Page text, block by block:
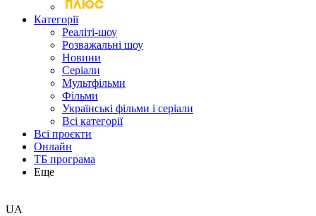
Категорії
Реаліті-шоу
Розважальні шоу
Новини
Серіали
Мультфільми
Фільми
Українські фільми і серіали
Всі категорії
Всі проєкти
Онлайн
ТБ програма
Еще
UA